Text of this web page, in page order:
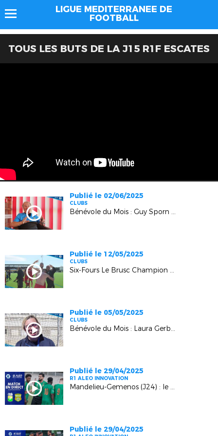
LIGUE MEDITERRANEE DE
FOOTBALL
TOUS LES BUTS DE LA J15 R1F ESCATES
Publié le 02/06/2025
CLUBS
Bénévole du Mois : Guy Sporn (Cannes)
Publié le 12/05/2025
CLUBS
Six-Fours Le Brusc Champion R1 Aleo Innovation !
Publié le 05/05/2025
CLUBS
Bénévole du Mois : Laura Gerby (Gerby FCF Toulon)
Publié le 29/04/2025
R1 ALEO INNOVATION
Mandelieu-Gemenos (J24) : le Replay !
Publié le 29/04/2025